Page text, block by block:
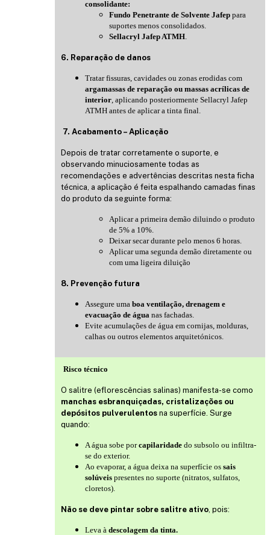
consolidante:
Fundo Penetrante de Solvente Jafep para
suportes menos consolidados.
Sellacryl Jafep ATMH.
6. Reparação de danos
Tratar fissuras, cavidades ou zonas erodidas com
argamassas de reparação ou massas acrílicas de
interior, aplicando posteriormente Sellacryl Jafep
ATMH antes de aplicar a tinta final.
7. Acabamento – Aplicação
Depois de tratar corretamente o suporte, e
observando minuciosamente todas as
recomendações e advertências descritas nesta ficha
técnica, a aplicação é feita espalhando camadas finas
do produto da seguinte forma:
Aplicar a primeira demão diluindo o produto
de 5% a 10%.
Deixar secar durante pelo menos 6 horas.
Aplicar uma segunda demão diretamente ou
com uma ligeira diluição
8. Prevenção futura
Assegure uma boa ventilação, drenagem e
evacuação de água nas fachadas.
Evite acumulações de água em cornijas, molduras,
calhas ou outros elementos arquitetónicos.
Risco técnico
O salitre (eflorescências salinas) manifesta-se como
manchas esbranquiçadas, cristalizações ou
depósitos pulverulentos na superfície. Surge
quando:
A água sobe porcapilaridade do subsolo ou infiltra-
se do exterior.
Ao evaporar, a água deixa na superfície os sais
solúveis presentes no suporte (nitratos, sulfatos,
cloretos).
Não se deve pintar sobre salitre ativo, pois:
Leva à descolagem da tinta.